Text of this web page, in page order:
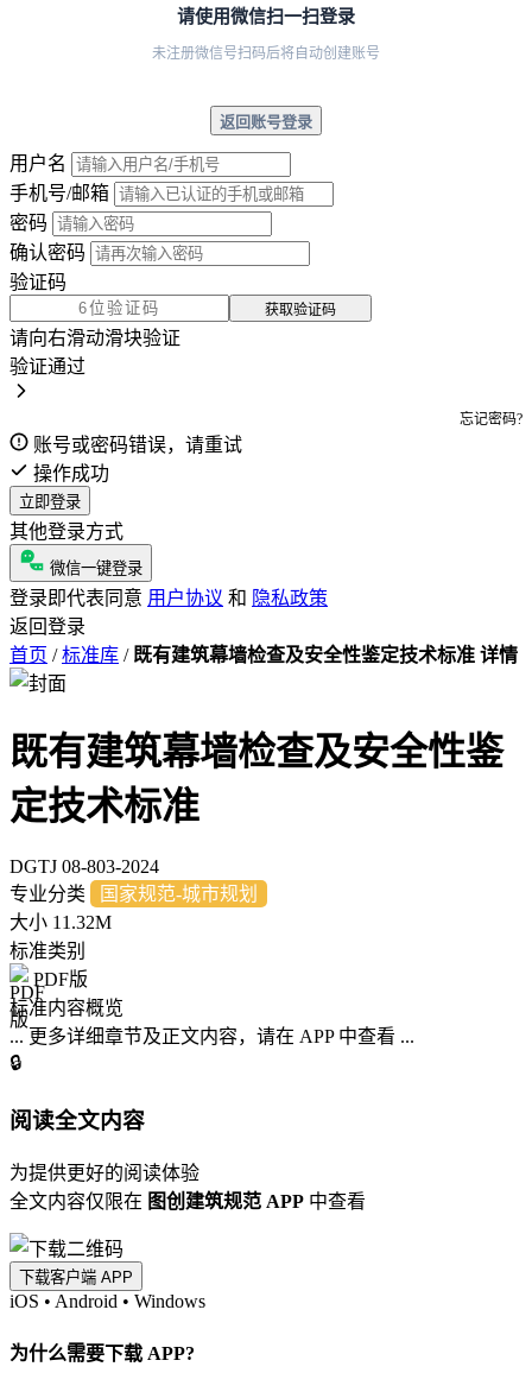
请使用微信扫一扫登录
未注册微信号扫码后将自动创建账号
返回账号登录
用户名
手机号/邮箱
密码
确认密码
验证码
获取验证码
请向右滑动滑块验证
验证通过
忘记密码?
账号或密码错误，请重试
操作成功
立即登录
其他登录方式
微信一键登录
登录即代表同意 用户协议 和 隐私政策
返回登录
首页 / 标准库 / 既有建筑幕墙检查及安全性鉴定技术标准 详情
既有建筑幕墙检查及安全性鉴
定技术标准
DGTJ 08-803-2024
专业分类
国家规范-城市规划
大小 11.32M
标准类别
PDF版
标准内容概览
... 更多详细章节及正文内容，请在 APP 中查看 ...
🔒
阅读全文内容
为提供更好的阅读体验
全文内容仅限在 图创建筑规范 APP 中查看
下载客户端 APP
iOS • Android • Windows
为什么需要下载 APP?